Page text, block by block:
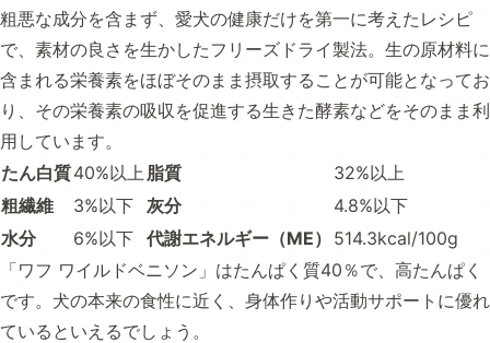
粗悪な成分を含まず、愛犬の健康だけを第一に考えたレシピ
で、素材の良さを生かしたフリーズドライ製法。生の原材料に
含まれる栄養素をほぼそのまま摂取することが可能となってお
り、その栄養素の吸収を促進する生きた酵素などをそのまま利
用しています。
たん白質40%以上 脂質
32%以上
粗繊維
3%以下 灰分
4.8%以下
水分
6%以下 代謝エネルギー（ME） 514.3kcal/100g
「ワフ ワイルドベニソン」はたんぱく質40％で、高たんぱく
です。犬の本来の食性に近く、身体作りや活動サポートに優れ
ているといえるでしょう。